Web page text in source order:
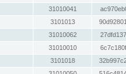
31010041
3101013
31010062
31010010
3101018